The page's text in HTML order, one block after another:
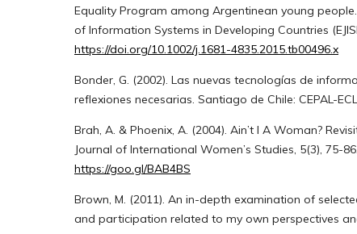
Equality Program among Argentinean young
of Information Systems in Developing Countries
https://doi.org/10.1002/j.1681-4835.2015.tb00496.x
Bonder, G. (2002). Las nuevas tecnologías de
reflexiones necesarias. Santiago de Chile: CEPAL-
Brah, A. & Phoenix, A. (2004). Ain’t I A Woman?
Journal of International Women’s Studies, 5(3), 75-
https://goo.gl/BAB4BS
Brown, M. (2011). An in-depth examination of
and participation related to my own perspectives